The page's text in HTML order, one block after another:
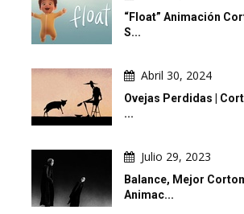
“Float” Animación
S...
Abril 30, 2024
Ovejas Perdidas |
...
Julio 29, 2023
Balance, Mejor
Animac...